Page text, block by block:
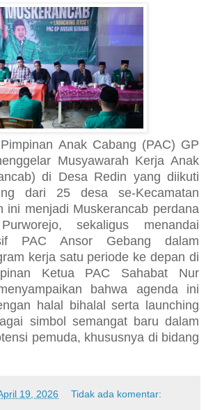
Anak Cabang (PAC) GP
Musyawarah Kerja Anak
di Desa Redin yang diikuti
dari 25 desa se-Kecamatan
ini menjadi Muskerancab perdana
sekaligus menandai
PAC Ansor Gebang dalam
kerja satu periode ke depan di
Ketua PAC Sahabat Nur
bahwa agenda ini
halal bihalal serta launching
simbol semangat baru dalam
pemuda, khususnya di bidang
19, 2026 Tidak ada komentar: